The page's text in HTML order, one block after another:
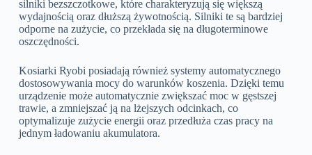
silniki bezszczotkowe, które charakteryzują się większą
wydajnością oraz dłuższą żywotnością. Silniki te są bardziej
odporne na zużycie, co przekłada się na długoterminowe
oszczędności.
Kosiarki Ryobi posiadają również systemy automatycznego
dostosowywania mocy do warunków koszenia. Dzięki temu
urządzenie może automatycznie zwiększać moc w gęstszej
trawie, a zmniejszać ją na lżejszych odcinkach, co
optymalizuje zużycie energii oraz przedłuża czas pracy na
jednym ładowaniu akumulatora.